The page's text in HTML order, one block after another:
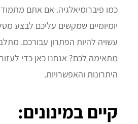
כמו פיברומיאלגיה. אם אתם
יומיומיים שמקשים עליכם לבצע
עשויה להיות הפתרון עבורכם.
מתאימה לכם? אנחנו כאן כדי לעזור
היתרונות והאפשרויות.
קיים במינונים: